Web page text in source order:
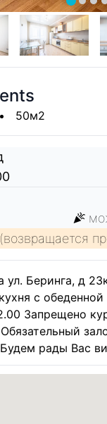
50м2
Беринга, д
с
Запрещено
рады Вас